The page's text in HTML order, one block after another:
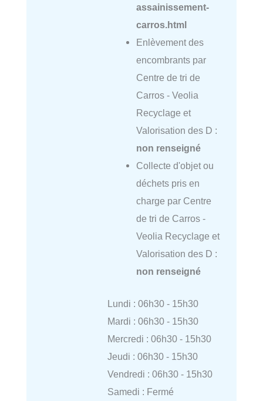
assainissement-
carros.html
Enlèvement des
encombrants par
Centre de tri de
Carros - Veolia
Recyclage et
Valorisation des D :
non renseigné
Collecte d'objet ou
déchets pris en
charge par Centre
de tri de Carros -
Veolia Recyclage et
Valorisation des D :
non renseigné
Lundi : 06h30 - 15h30
Mardi : 06h30 - 15h30
Mercredi : 06h30 - 15h30
Jeudi : 06h30 - 15h30
Vendredi : 06h30 - 15h30
Samedi : Fermé